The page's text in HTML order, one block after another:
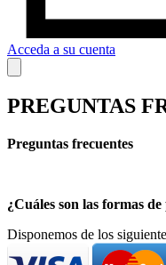
Acceda a su cuenta
PREGUNTAS
Preguntas frecuentes
¿Cuáles son las formas
Disponemos de los